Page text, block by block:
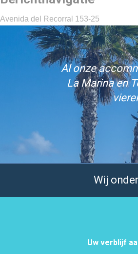
Avenida del Recorral 153-25
Al onze
La Marina en
Wij
Uw verblijf